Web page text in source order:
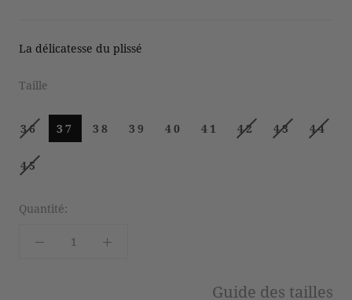
La délicatesse du plissé
Taille
36 37 38 39 40 41 42 43 44
45
Quantité:
Guide des tailles